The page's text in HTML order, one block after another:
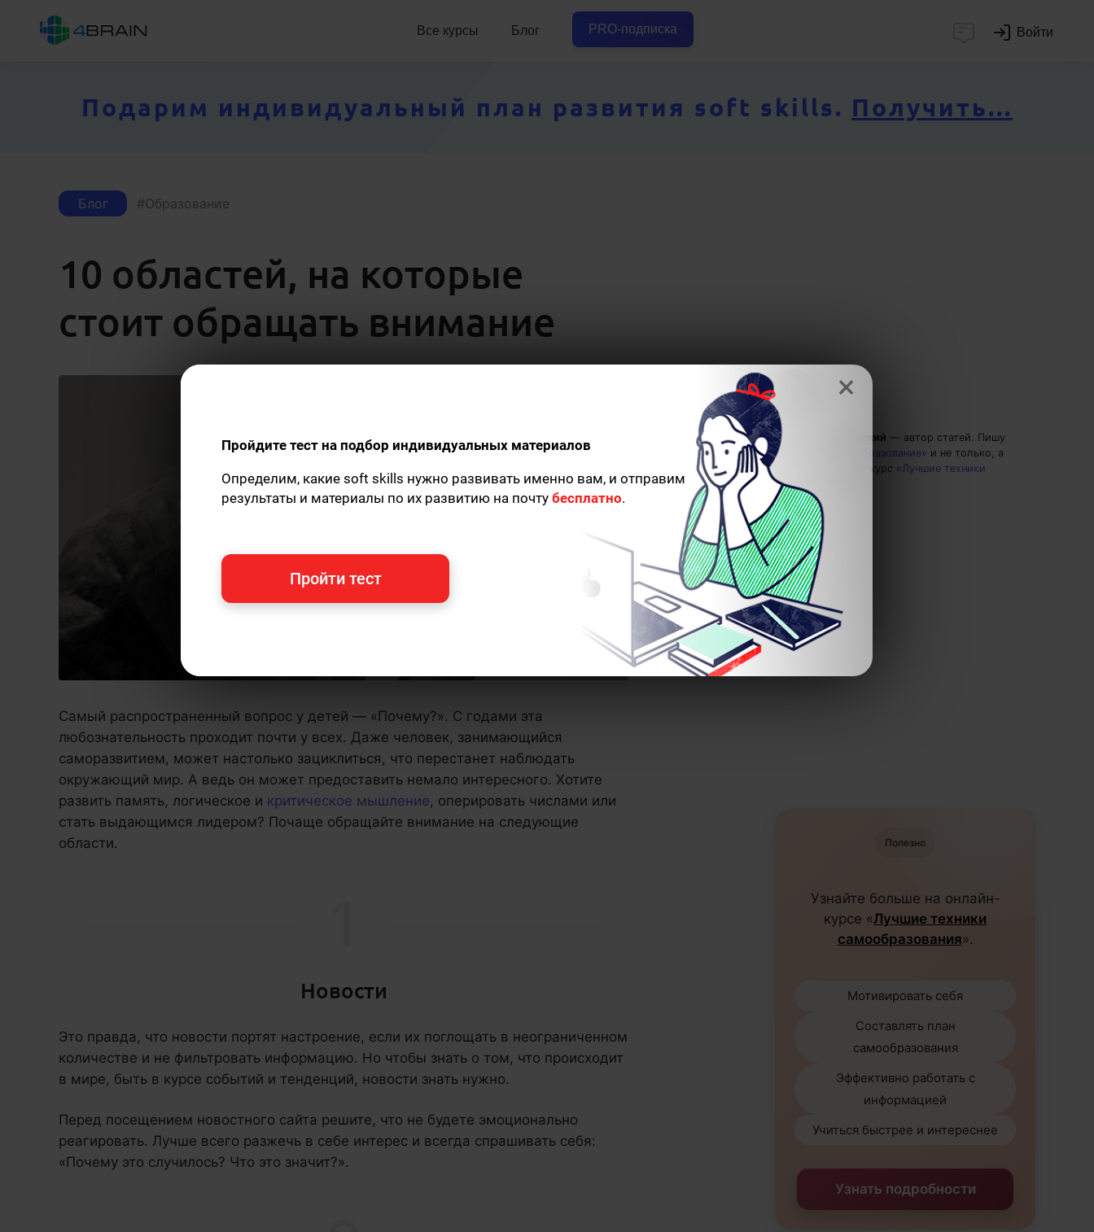
Все курсы Блог PRO-подписка Войти
Подарим индивидуальный план развития soft skills. Получить...
Блог Образование
10 областей, на которые
стоит обращать внимание
Григорий Кшеминский — автор статей. Пишу
статьи по теме
«Образование» и не только, а
также рекомендую курс «Лучшие техники
самообразования»
Самый распространенный вопрос у детей — «Почему?». С годами эта
любознательность проходит почти у всех. Даже человек, занимающийся
саморазвитием, может настолько зациклиться, что перестанет наблюдать
окружающий мир. А ведь он может предоставить немало интересного. Хотите
развить память, логическое и критическое мышление, оперировать числами или
стать выдающимся лидером? Почаще обращайте внимание на следующие
области.
Новости
Это правда, что новости портят настроение, если их поглощать в неограниченном
количестве и не фильтровать информацию. Но чтобы знать о том, что происходит
в мире, быть в курсе событий и тенденций, новости знать нужно.
Перед посещением новостного сайта решите, что не будете эмоционально
реагировать. Лучше всего разжечь в себе интерес и всегда спрашивать себя:
«Почему это случилось? Что это значит?».
Полезно
Узнайте больше на онлайн-
курсе «Лучшие техники
самообразования».
Мотивировать себя
Составлять план
самообразования
Эффективно работать с
информацией
Учиться быстрее и интереснее
Узнать подробности
×
Пройдите тест на подбор индивидуальных материалов
Определим, какие soft skills нужно развивать именно вам, и отправим
результаты и материалы по их развитию на почту бесплатно.
Пройти тест